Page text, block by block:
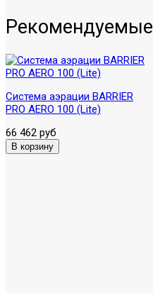
Система аэрации BARRIER
PRO AERO 100 (Lite)
66 462 руб